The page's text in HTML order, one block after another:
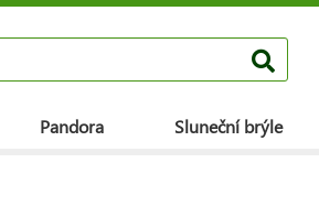
Pandora Sluneční brýle